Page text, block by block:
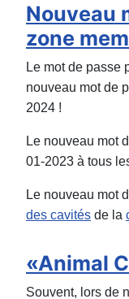
Nouveau
zone
Le mot de passe
nouveau mot de
2024 !
Le nouveau mot
01-2023 à tous
Le nouveau mot
des cavités de la
«Animal
Souvent, lors de